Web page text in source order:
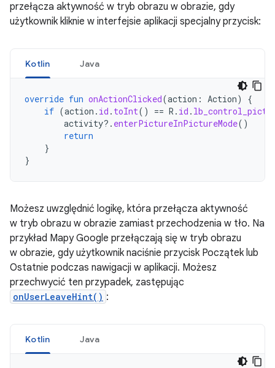
przełącza aktywność w tryb obrazu w obrazie, gdy
użytkownik kliknie w interfejsie aplikacji specjalny przycisk:
Kotlin Java
override fun onActionClicked(action : Action)
{
if (action . id . toInt() == R . id .
activity?. enterPictureInPictureMode()
return
}
}
Możesz uwzględnić logikę, która przełącza aktywność
w tryb obrazu w obrazie zamiast przechodzenia w tło. Na
przykład Mapy Google przełączają się w tryb obrazu
w obrazie, gdy użytkownik naciśnie przycisk Początek lub
Ostatnie podczas nawigacji w aplikacji. Możesz
przechwycić ten przypadek, zastępując
onUserLeaveHint() :
Kotlin Java